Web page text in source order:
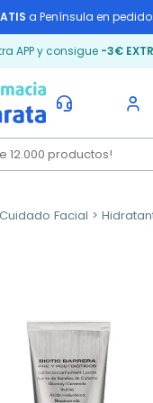
a Península en
APP y consigue -3€
Cuidado Facial